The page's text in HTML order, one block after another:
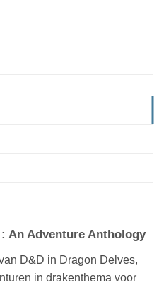
An Adventure Anthology
D&D in Dragon Delves,
in drakenthema voor